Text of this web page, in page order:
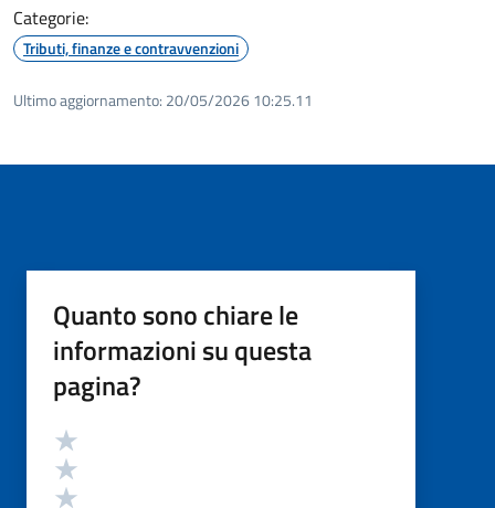
Categorie:
Tributi, finanze e contravvenzioni
Ultimo aggiornamento: 20/05/2026 10:25.11
Quanto sono chiare le
informazioni su questa
pagina?
Valutazione